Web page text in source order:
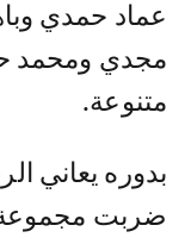
عماد حمدي
مجدي ومحمد
متنوعة.
بدوره يعاني
ضربت مجموعة